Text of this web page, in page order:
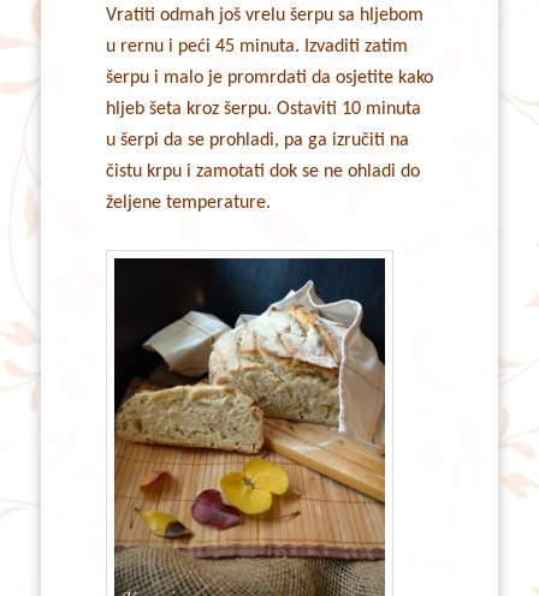
Vratiti odmah još vrelu šerpu sa hljebom
u rernu i peći 45 minuta. Izvaditi zatim
šerpu i malo je promrdati da osjetite kako
hljeb šeta kroz šerpu. Ostaviti 10 minuta
u šerpi da se prohladi, pa ga izručiti na
čistu krpu i zamotati dok se ne ohladi do
željene temperature.